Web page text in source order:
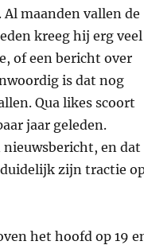
maanden vallen de
kreeg hij erg veel
of een bericht over
is dat nog
Qua likes scoort
jaar geleden.
en dat
zijn tractie
het hoofd op 19